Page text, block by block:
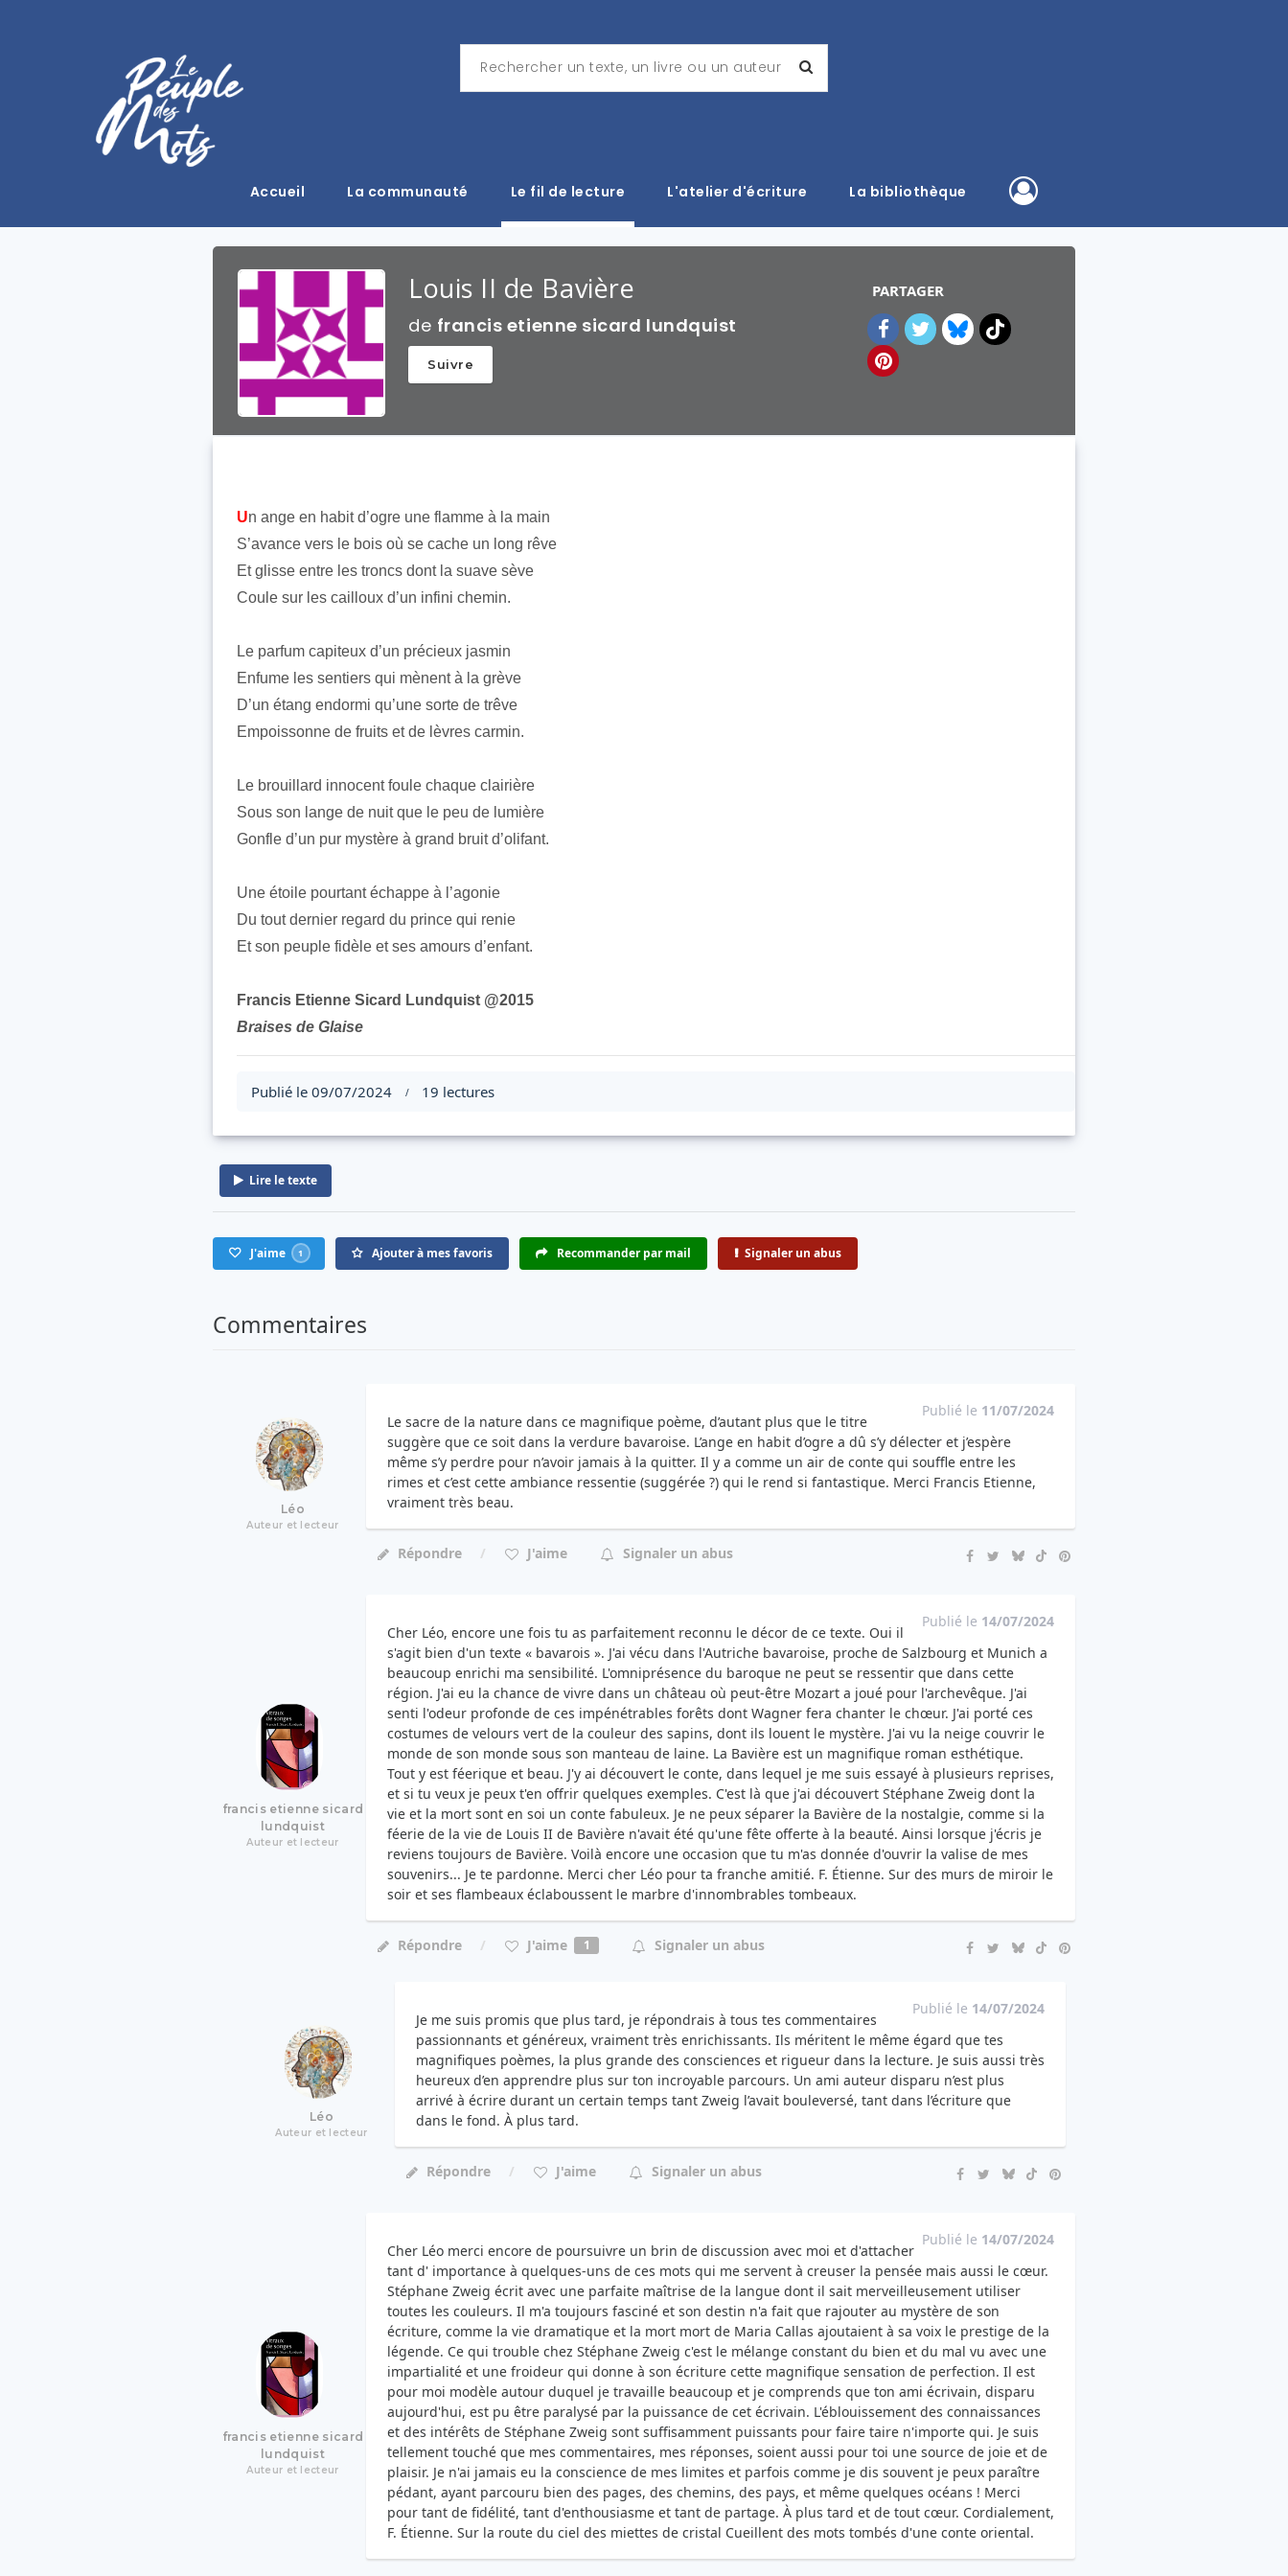
Accueil La communauté Le fil de lecture L'atelier d'écriture La bibliothèque
Louis II de Bavière
de francis etienne sicard lundquist
Suivre
PARTAGER
Un ange en habit d’ogre une flamme à la main
S’avance vers le bois où se cache un long rêve
Et glisse entre les troncs dont la suave sève
Coule sur les cailloux d’un infini chemin.
Le parfum capiteux d’un précieux jasmin
Enfume les sentiers qui mènent à la grève
D’un étang endormi qu’une sorte de trêve
Empoissonne de fruits et de lèvres carmin.
Le brouillard innocent foule chaque clairière
Sous son lange de nuit que le peu de lumière
Gonfle d’un pur mystère à grand bruit d’olifant.
Une étoile pourtant échappe à l’agonie
Du tout dernier regard du prince qui renie
Et son peuple fidèle et ses amours d’enfant.
Francis Etienne Sicard Lundquist @2015
Braises de Glaise
Publié le 09/07/2024 / 19 lectures
Lire le texte
J'aime 1 Ajouter à mes favoris Recommander par mail Signaler un abus
Commentaires
Léo
Auteur et lecteur
Publié le 11/07/2024
Le sacre de la nature dans ce magnifique poème, d’autant plus que le titre
suggère que ce soit dans la verdure bavaroise. L’ange en habit d’ogre a dû s’y délecter et j’espère
même s’y perdre pour n’avoir jamais à la quitter. Il y a comme un air de conte qui souffle entre les
rimes et c’est cette ambiance ressentie (suggérée ?) qui le rend si fantastique. Merci Francis Etienne,
vraiment très beau.
Répondre J'aime Signaler un abus
francis etienne sicard
lundquist
Auteur et lecteur
Publié le 14/07/2024
Cher Léo, encore une fois tu as parfaitement reconnu le décor de ce texte. Oui il
s'agit bien d'un texte « bavarois ». J'ai vécu dans l'Autriche bavaroise, proche de Salzbourg et Munich a
beaucoup enrichi ma sensibilité. L'omniprésence du baroque ne peut se ressentir que dans cette
région. J'ai eu la chance de vivre dans un château où peut-être Mozart a joué pour l'archevêque. J'ai
senti l'odeur profonde de ces impénétrables forêts dont Wagner fera chanter le chœur. J'ai porté ces
costumes de velours vert de la couleur des sapins, dont ils louent le mystère. J'ai vu la neige couvrir le
monde de son monde sous son manteau de laine. La Bavière est un magnifique roman esthétique.
Tout y est féerique et beau. J'y ai découvert le conte, dans lequel je me suis essayé à plusieurs reprises,
et si tu veux je peux t'en offrir quelques exemples. C'est là que j'ai découvert Stéphane Zweig dont la
vie et la mort sont en soi un conte fabuleux. Je ne peux séparer la Bavière de la nostalgie, comme si la
féerie de la vie de Louis II de Bavière n'avait été qu'une fête offerte à la beauté. Ainsi lorsque j'écris je
reviens toujours de Bavière. Voilà encore une occasion que tu m'as donnée d'ouvrir la valise de mes
souvenirs... Je te pardonne. Merci cher Léo pour ta franche amitié. F. Étienne. Sur des murs de miroir le
soir et ses flambeaux éclaboussent le marbre d'innombrables tombeaux.
Répondre J'aime 1 Signaler un abus
Léo
Auteur et lecteur
Publié le 14/07/2024
Je me suis promis que plus tard, je répondrais à tous tes commentaires
passionnants et généreux, vraiment très enrichissants. Ils méritent le même égard que tes
magnifiques poèmes, la plus grande des consciences et rigueur dans la lecture. Je suis aussi très
heureux d’en apprendre plus sur ton incroyable parcours. Un ami auteur disparu n’est plus
arrivé à écrire durant un certain temps tant Zweig l’avait bouleversé, tant dans l’écriture que
dans le fond. À plus tard.
Répondre J'aime Signaler un abus
francis etienne sicard
lundquist
Auteur et lecteur
Publié le 14/07/2024
Cher Léo merci encore de poursuivre un brin de discussion avec moi et d'attacher
tant d' importance à quelques-uns de ces mots qui me servent à creuser la pensée mais aussi le cœur.
Stéphane Zweig écrit avec une parfaite maîtrise de la langue dont il sait merveilleusement utiliser
toutes les couleurs. Il m'a toujours fasciné et son destin n'a fait que rajouter au mystère de son
écriture, comme la vie dramatique et la mort mort de Maria Callas ajoutaient à sa voix le prestige de la
légende. Ce qui trouble chez Stéphane Zweig c'est le mélange constant du bien et du mal vu avec une
impartialité et une froideur qui donne à son écriture cette magnifique sensation de perfection. Il est
pour moi modèle autour duquel je travaille beaucoup et je comprends que ton ami écrivain, disparu
aujourd'hui, est pu être paralysé par la puissance de cet écrivain. L'éblouissement des connaissances
et des intérêts de Stéphane Zweig sont suffisamment puissants pour faire taire n'importe qui. Je suis
tellement touché que mes commentaires, mes réponses, soient aussi pour toi une source de joie et de
plaisir. Je n'ai jamais eu la conscience de mes limites et parfois comme je dis souvent je peux paraître
pédant, ayant parcouru bien des pages, des chemins, des pays, et même quelques océans ! Merci
pour tant de fidélité, tant d'enthousiasme et tant de partage. À plus tard et de tout cœur. Cordialement,
F. Étienne. Sur la route du ciel des miettes de cristal Cueillent des mots tombés d'une conte oriental.